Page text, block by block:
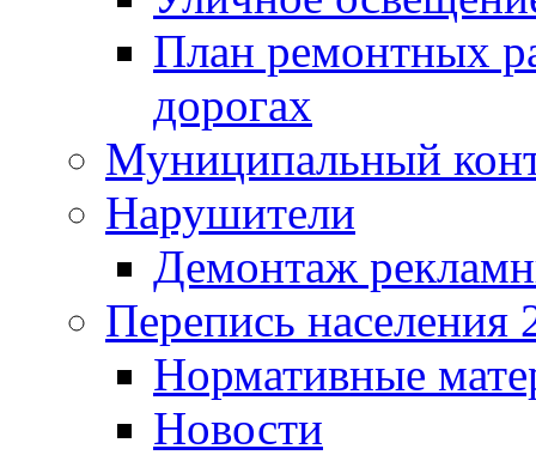
План ремонтных
дорогах
Муниципальный
Нарушители
Демонтаж
Перепись населения
Нормативные
Новости